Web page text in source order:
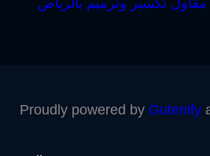
Proudly powered by Gutenify